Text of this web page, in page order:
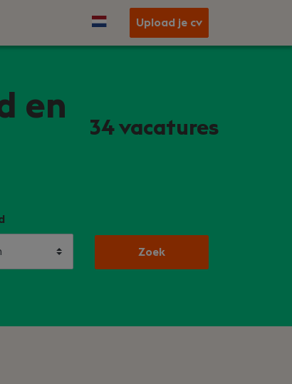
Upload je cv
en
34 vacatures
Zoek